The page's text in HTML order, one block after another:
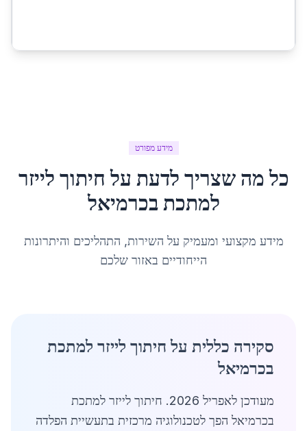
מידע מפורט
כל מה שצריך לדעת על חיתוך לייזר
למתכת בכרמיאל
מידע מקצועי ומעמיק על השירות, התהליכים והיתרונות
הייחודיים באזור שלכם
סקירה כללית על חיתוך לייזר למתכת
בכרמיאל
מעודכן לאפריל 2026. חיתוך לייזר למתכת
בכרמיאל הפך לטכנולוגיה מרכזית בתעשיית הפלדה